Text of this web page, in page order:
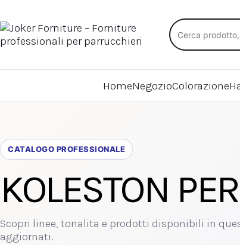
Cerca nel catalogo
HomeNegozioColorazione
CATALOGO PROFESSIONALE
KOLESTON
Scopri linee, tonalita e prodotti disponibili in
aggiornati.